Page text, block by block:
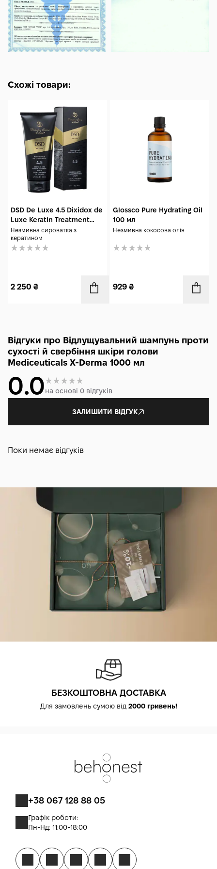
Схожі товари:
DSD De Luxe 4.5 Dixidox de
Luxe Keratin Treatment
Serum 200 мл
Незмивна сироватка з
кератином
2 250 ₴
Glossco Pure Hydrating Oil
100 мл
Незмивна кокосова олія
929 ₴
Відгуки про Відлущувальний шампунь проти
сухості й свербіння шкіри голови
Mediceuticals X-Derma 1000 мл
0.0на основі 0 відгуків
ЗАЛИШИТИ ВІДГУК
Поки немає відгуків
БЕЗКОШТОВНА ДОСТАВКА
Для замовлень сумою від 2000 гривень!
+38 067 128 88 05
Графік роботи:
Пн-Нд: 11:00-18:00